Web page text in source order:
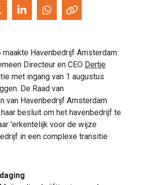
maakte Havenbedrijf Amsterdam
Directeur en CEO Dertje
met ingang van 1 augustus
De Raad van
van Havenbedrijf Amsterdam
besluit om het havenbedrijf te
'erkentelijk voor de wijze
in een complexe transitie